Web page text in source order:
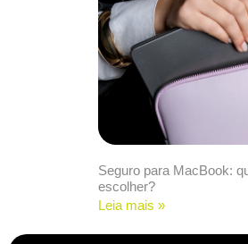
Seguro para MacBook:
escolher?
Leia mais »